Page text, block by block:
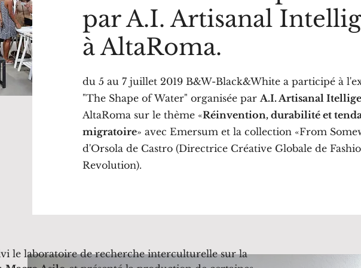
par A.I. Artisanal
à AltaRoma.
du 5 au 7 juillet 2019 B&W-Black&White a participé à
"The Shape of Water" organisée parA.I. Artisanal
AltaRoma sur le thème «Réinvention, durabilité et
migratoire» avec Emersum et la collection «From
d'Orsola de Castro (Directrice Créative Globale de
Revolution).
le laboratoire de recherche interculturelle sur la